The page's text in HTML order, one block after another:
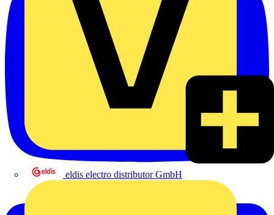
eldis electro distributor GmbH